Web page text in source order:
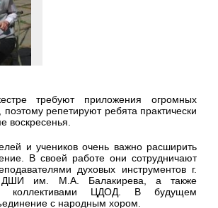
требуют приложения огромных
репетируют ребята практически
воскресенья.
и учеников очень важно расширить
В своей работе они сотрудничают
духовых инструментов г.
ДШИ им. М.А. Балакирева, а также
коллективами ЦДОД. В будущем
с народным хором.